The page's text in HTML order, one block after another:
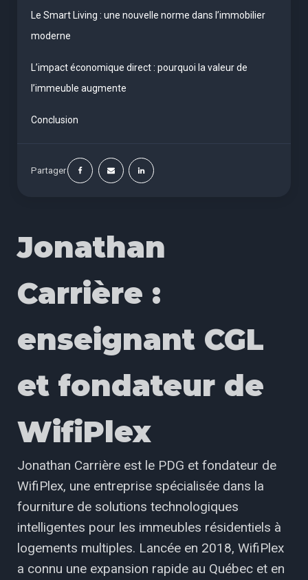
Le Smart Living : une nouvelle norme dans l’immobilier
moderne
L’impact économique direct : pourquoi la valeur de
l’immeuble augmente
Conclusion
Partager
Jonathan
Carrière :
enseignant CGL
et fondateur de
WifiPlex
Jonathan Carrière est le PDG et fondateur de
WifiPlex, une entreprise spécialisée dans la
fourniture de solutions technologiques
intelligentes pour les immeubles résidentiels à
logements multiples. Lancée en 2018, WifiPlex
a connu une expansion rapide au Québec et en